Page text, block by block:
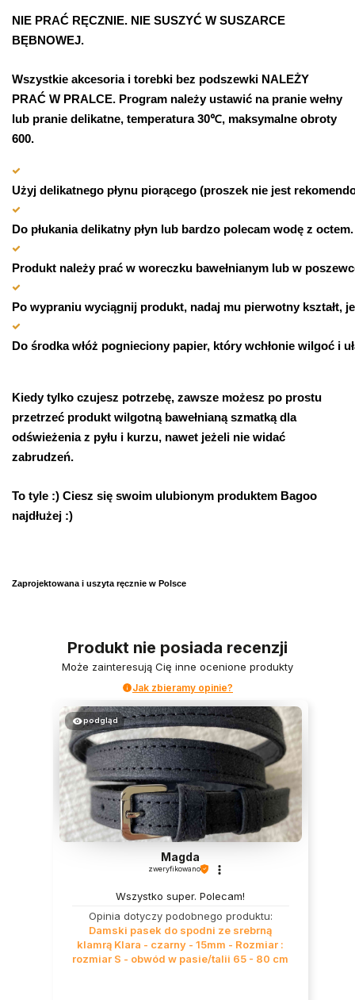
NIE PRAĆ RĘCZNIE. NIE SUSZYĆ W SUSZARCE
BĘBNOWEJ.
Wszystkie akcesoria i torebki bez podszewki NALEŻY
PRAĆ W PRALCE. Program należy ustawić na pranie wełny
lub pranie delikatne, temperatura 30℃, maksymalne obroty
600.
Użyj delikatnego płynu piorącego (proszek nie jest
Do płukania delikatny płyn lub bardzo polecam wodę z
Produkt należy prać w woreczku bawełnianym lub w
Po wypraniu wyciągnij produkt, nadaj mu pierwotny kształt,
Do środka włóż pognieciony papier, który wchłonie wilgoć i
Kiedy tylko czujesz potrzebę, zawsze możesz po prostu
przetrzeć produkt wilgotną bawełnianą szmatką dla
odświeżenia z pyłu i kurzu, nawet jeżeli nie widać
zabrudzeń.
To tyle :) Ciesz się swoim ulubionym produktem Bagoo
najdłużej :)
Zaprojektowana i uszyta ręcznie w Polsce
Produkt nie posiada recenzji
Może zainteresują Cię inne ocenione produkty
Jak zbieramy opinie?
podgląd
Magda
zweryfikowano
Wszystko super. Polecam!
Opinia dotyczy podobnego produktu:
Damski pasek do spodni ze srebrną
klamrą Klara - czarny - 15mm - Rozmiar :
rozmiar S - obwód w pasie/talii 65 - 80 cm